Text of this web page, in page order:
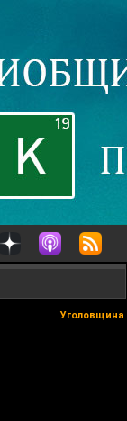
Уголовщина